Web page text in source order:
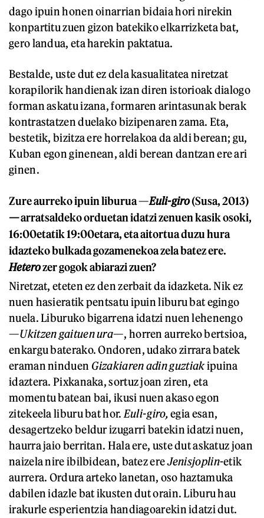
dago ipuin honen oinarrian bidaia hori nirekin
konpartitu zuen gizon batekiko elkarrizketa bat,
gero landua, eta harekin paktatua.
Bestalde, uste dut ez dela kasualitatea niretzat
korapilorik handienak izan diren istorioak dialogo
forman askatu izana, formaren arintasunak berak
kontrastatzen duelako bizipenaren zama. Eta,
bestetik, bizitza ere horrelakoa da aldi berean; gu,
Kuban egon ginenean, aldi berean dantzan ere ari
ginen.
Zure aurreko ipuin liburua —Euli-giro(Susa, 2013)
—arratsaldeko orduetan idatzi zenuen kasik osoki,
16:00etatik 19:00etara, eta aitortua duzu hura
idazteko bulkada gozamenekoa zela batez ere.
Heterozer gogok abiarazi zuen?
Niretzat, eteten ez den zerbait da idazketa. Nik ez
nuen hasieratik pentsatu ipuin liburu bat egingo
nuela. Liburuko bigarrena idatzi nuen lehenengo
—Ukitzen gaituen ura—, horren aurreko bertsioa,
enkargu baterako. Ondoren, udako zirrara batek
eraman ninduen Gizakiaren adin guztiakipuina
idaztera. Pixkanaka, sortuz joan ziren, eta
momentu batean bai, ikusi nuen akaso egon
zitekeela liburu bat hor. Euli-giro,egia esan,
desagertzeko beldur izugarri batekin idatzi nuen,
haurra jaio berritan. Hala ere, uste dut askatuz joan
naizela nire ibilbidean, batez ereJenisjoplin-etik
aurrera. Ordura arteko lanetan, oso haztamuka
dabilen idazle bat ikusten dut orain. Liburu hau
irakurle esperientzia handiagoarekin idatzi dut.